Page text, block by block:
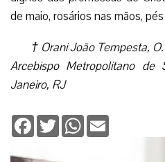
da Fé.
Ser filho devoto de Maria
de Deus e a rezar nas
JMJ, da qual a Virgem
no mundo.
Rogai por nós, Santa